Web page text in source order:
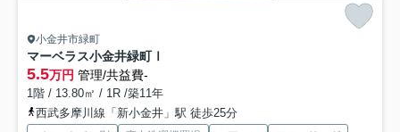
小金井市緑町
マーベラス小金井緑町Ⅰ
5.5万円 管理/共益費-
1階 / 13.80㎡ / 1R /築11年
西武多摩川線「新小金井」駅 徒歩25分